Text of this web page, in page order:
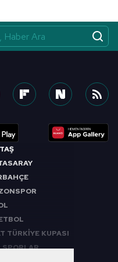
TÜRKİYE KUPASI
SPORLAR